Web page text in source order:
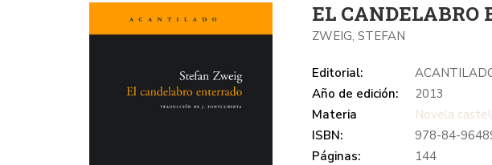
EL CANDELABRO
ZWEIG, STEFAN
Editorial:
Año de edición:
2013
Materia
Novela
ISBN:
978-84-
Páginas:
144